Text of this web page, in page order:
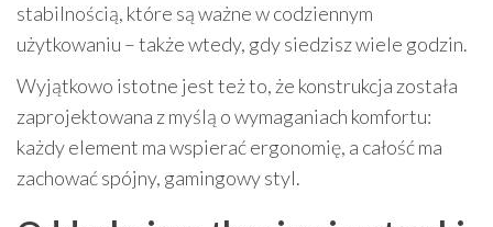
stabilnością, które są ważne w codziennym
użytkowaniu – także wtedy, gdy siedzisz wiele godzin.
Wyjątkowo istotne jest też to, że konstrukcja została
zaprojektowana z myślą o wymaganiach komfortu:
każdy element ma wspierać ergonomię, a całość ma
zachować spójny, gamingowy styl.